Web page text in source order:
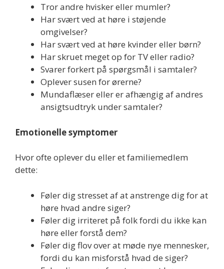
Tror andre hvisker eller mumler?
Har svært ved at høre i støjende
omgivelser?
Har svært ved at høre kvinder eller børn?
Har skruet meget op for TV eller radio?
Svarer forkert på spørgsmål i samtaler?
Oplever susen for ørerne?
Mundaflæser eller er afhængig af andres
ansigtsudtryk under samtaler?
Emotionelle symptomer
Hvor ofte oplever du eller et familiemedlem
dette:
Føler dig stresset af at anstrenge dig for at
høre hvad andre siger?
Føler dig irriteret på folk fordi du ikke kan
høre eller forstå dem?
Føler dig flov over at møde nye mennesker,
fordi du kan misforstå hvad de siger?